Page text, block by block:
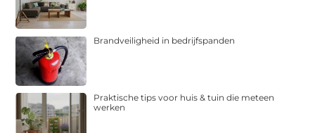
Brandveiligheid in bedrijfspanden
Praktische tips voor huis & tuin die meteen
werken